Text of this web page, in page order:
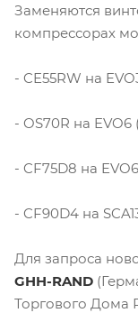
Заменяются
компрессорах
- CE55RW на
- OS70R на EVO6
- CF75D8 на
- CF90D4 на
Для запроса
GHH-RAND
Торгового Дома